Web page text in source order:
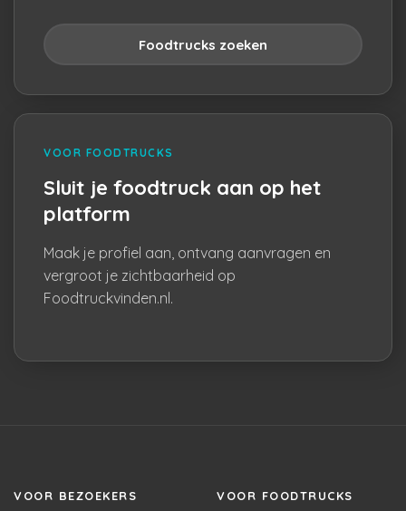
Foodtrucks zoeken
VOOR FOODTRUCKS
Sluit je foodtruck aan op het
platform
Maak je profiel aan, ontvang aanvragen en
vergroot je zichtbaarheid op
Foodtruckvinden.nl.
VOOR BEZOEKERS VOOR FOODTRUCKS